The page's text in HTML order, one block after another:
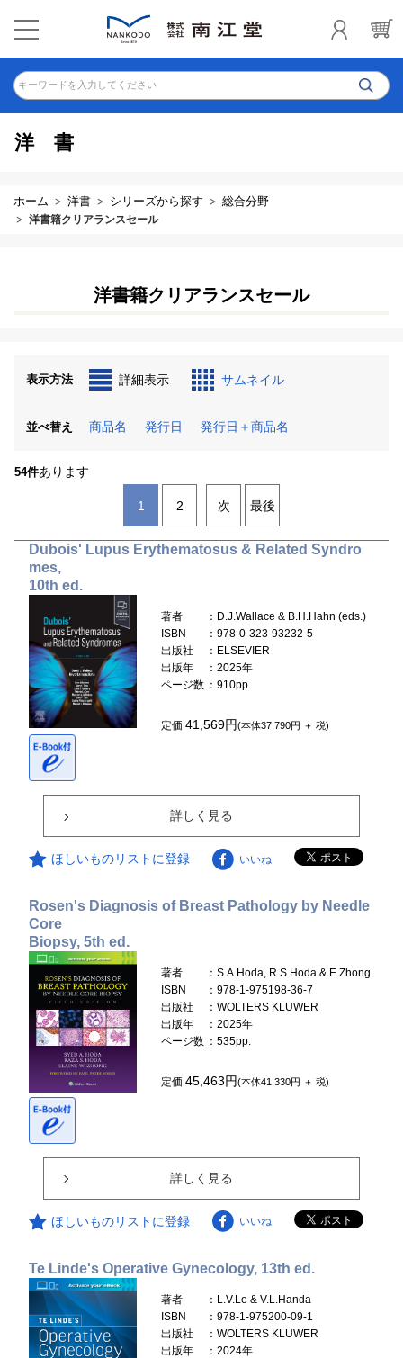
キーワードを入力してください
洋書
ホーム 洋書 シリーズから探す 総合分野
洋書籍クリアランスセール
洋書籍クリアランスセール
表示方法 詳細表示 サムネイル
並べ替え 商品名 発行日 発行日＋商品名
54件あります
1 2 次 最後
Dubois' Lupus Erythematosus & Related Syndro
mes,
10th ed.
著者
：D.J.Wallace & B.H.Hahn (eds.)
ISBN
：978-0-323-93232-5
出版社
：ELSEVIER
出版年
：2025年
ページ数 ：910pp.
定価41,569円(本体37,790円 ＋ 税)
詳しく見る
ほしいものリストに登録 いいね
Rosen's Diagnosis of Breast Pathology by Needle
Core
Biopsy, 5th ed.
著者
：S.A.Hoda, R.S.Hoda & E.Zhong
ISBN
：978-1-975198-36-7
出版社
：WOLTERS KLUWER
出版年
：2025年
ページ数 ：535pp.
定価45,463円(本体41,330円 ＋ 税)
詳しく見る
ほしいものリストに登録 いいね
Te Linde's Operative Gynecology, 13th ed.
著者
：L.V.Le & V.L.Handa
ISBN
：978-1-975200-09-1
出版社
：WOLTERS KLUWER
出版年
：2024年